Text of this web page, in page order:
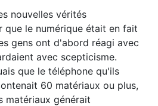
nouvelles vérités
que le numérique était en fait
gens ont d'abord réagi avec
avec scepticisme.
que le téléphone qu'ils
60 matériaux ou plus,
matériaux générait